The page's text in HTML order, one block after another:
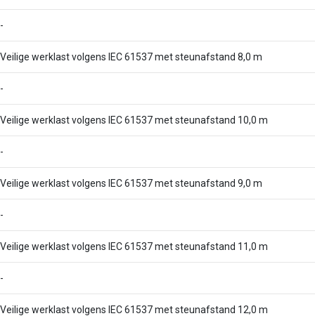
-
Veilige werklast volgens IEC 61537 met steunafstand 8,0 m
-
Veilige werklast volgens IEC 61537 met steunafstand 10,0 m
-
Veilige werklast volgens IEC 61537 met steunafstand 9,0 m
-
Veilige werklast volgens IEC 61537 met steunafstand 11,0 m
-
Veilige werklast volgens IEC 61537 met steunafstand 12,0 m